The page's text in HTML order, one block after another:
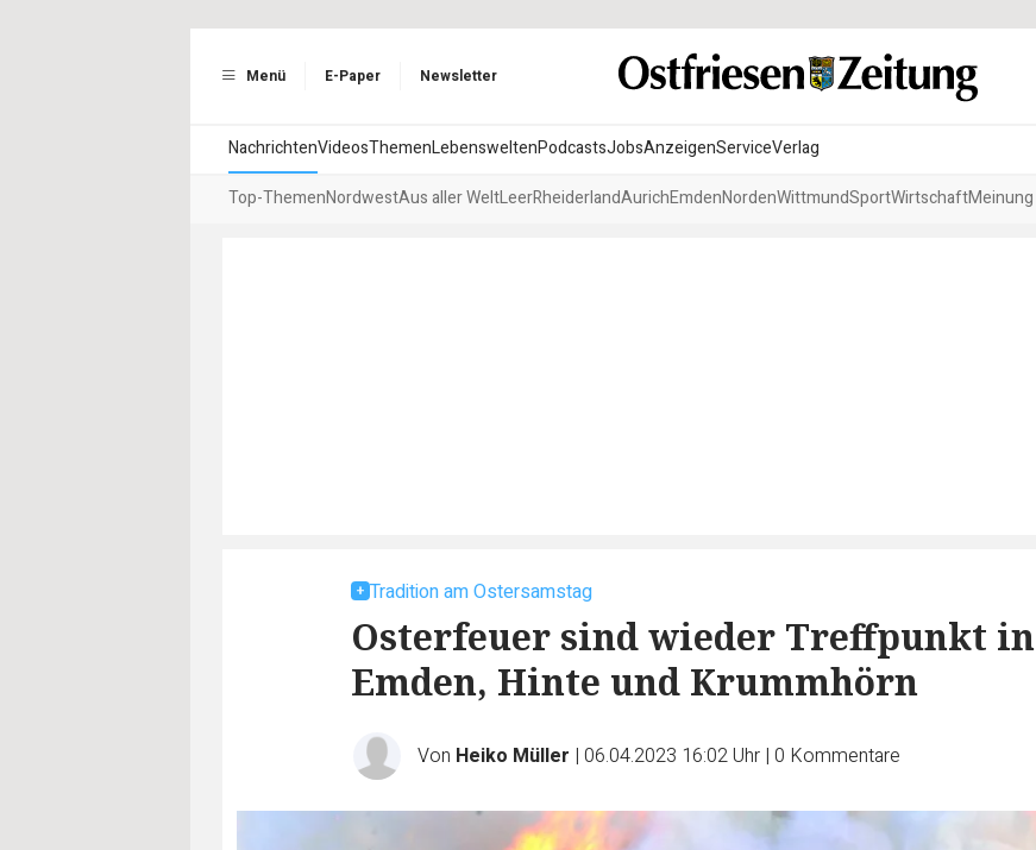
Menü E-Paper Newsletter
NachrichtenVideosThemenLebensweltenPodcastsJobsAnzeigenServiceVerlag
Top-ThemenNordwestAus aller WeltLeerRheiderlandAurichEmdenNordenWittmundSportWirtschaftMeinung
Tradition am Ostersamstag
Osterfeuer sind wieder Treffpunkt in
Emden, Hinte und Krummhörn
Von Heiko Müller | 06.04.2023 16:02 Uhr | 0 Kommentare